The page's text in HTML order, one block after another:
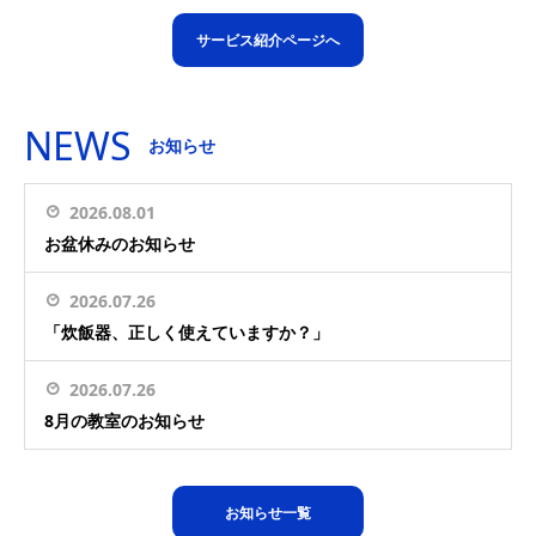
サービス紹介ページへ
NEWS お知らせ
2026.08.01
お盆休みのお知らせ
2026.07.26
「炊飯器、正しく使えていますか？」
2026.07.26
8月の教室のお知らせ
お知らせ一覧